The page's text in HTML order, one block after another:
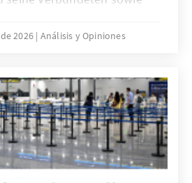
vor neue
bei diesen
zugleich eine
es einer KI-Strategie,
gezielt
Möglichkeiten von KI nach
aktiv nutzt, um effizient
2026 Análisis y Opiniones